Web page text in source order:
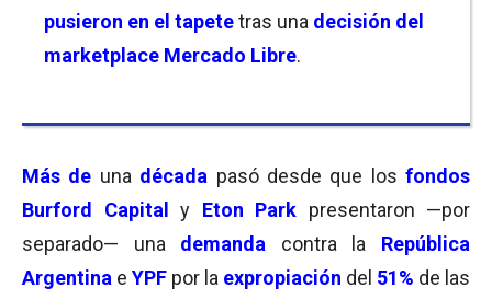
pusieron en el tapetetras una decisión del
marketplace Mercado Libre.
Más de una década pasó desde que los fondos
Burford Capital
y Eton Park presentaron —por
separado— una demanda contra la República
Argentina e YPF por la expropiación del 51% de las